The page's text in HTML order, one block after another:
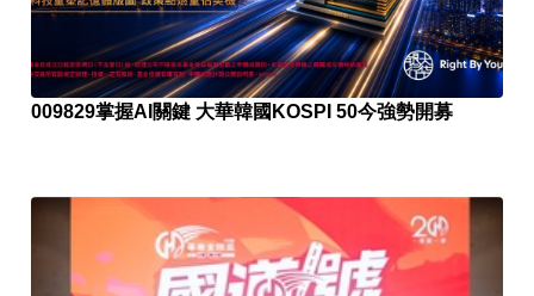
009829掌握AI關鍵 大華韓國KOSPI 50今強勢開募